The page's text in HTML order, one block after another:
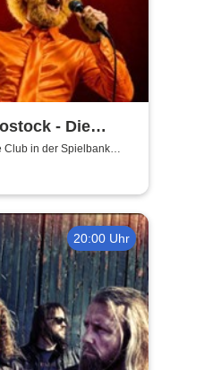
- Die
im BOLD
Club in der Spielbank
20:00 Uhr